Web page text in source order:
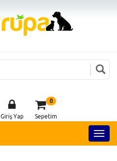
Giriş Yap
0
Sepetim